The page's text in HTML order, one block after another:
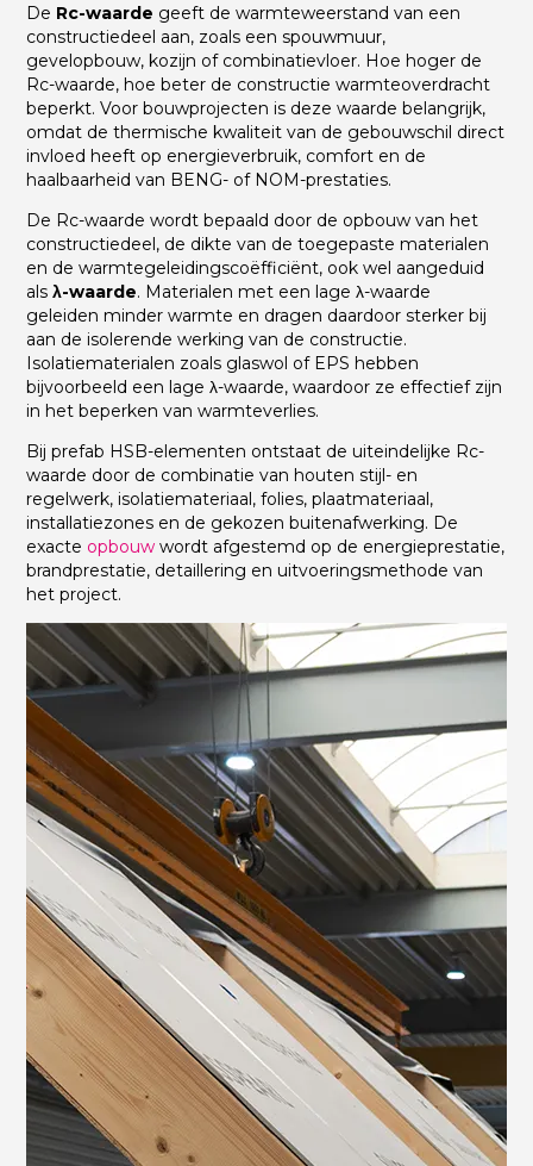
De Rc-waarde geeft de warmteweerstand van een
constructiedeel aan, zoals een spouwmuur,
gevelopbouw, kozijn of combinatievloer. Hoe hoger de
Rc-waarde, hoe beter de constructie warmteoverdracht
beperkt. Voor bouwprojecten is deze waarde belangrijk,
omdat de thermische kwaliteit van de gebouwschil direct
invloed heeft op energieverbruik, comfort en de
haalbaarheid van BENG- of NOM-prestaties.
De Rc-waarde wordt bepaald door de opbouw van het
constructiedeel, de dikte van de toegepaste materialen
en de warmtegeleidingscoëfficiënt, ook wel aangeduid
alsλ-waarde. Materialen met een lage λ-waarde
geleiden minder warmte en dragen daardoor sterker bij
aan de isolerende werking van de constructie.
Isolatiematerialen zoals glaswol of EPS hebben
bijvoorbeeld een lage λ-waarde, waardoor ze effectief zijn
in het beperken van warmteverlies.
Bij prefab HSB-elementen ontstaat de uiteindelijke Rc-
waarde door de combinatie van houten stijl- en
regelwerk, isolatiemateriaal, folies, plaatmateriaal,
installatiezones en de gekozen buitenafwerking. De
exacte opbouw wordt afgestemd op de energieprestatie,
brandprestatie, detaillering en uitvoeringsmethode van
het project.